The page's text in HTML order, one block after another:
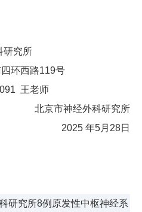
研究所
环西路119号
王老师
北京市神经外科研究所
2025 年5月28日
研究所8例原发性中枢神经系